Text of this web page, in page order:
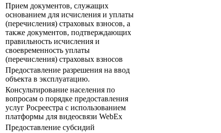
Прием документов, служащих
основанием для исчисления и уплаты
(перечисления) страховых взносов, а
также документов, подтверждающих
правильность исчисления и
своевременность уплаты
(перечисления) страховых взносов
Предоставление разрешения на ввод
объекта в эксплуатацию.
Консультирование населения по
вопросам о порядке предоставления
услуг Росреестра с использованием
платформы для видеосвязи WebEx
Предоставление субсидий